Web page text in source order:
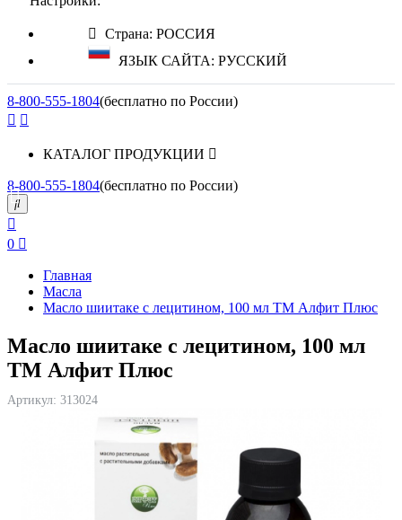
Страна: РОССИЯ
ЯЗЫК САЙТА: РУССКИЙ
8-800-555-1804(бесплатно по России)
КАТАЛОГ ПРОДУКЦИИ
8-800-555-1804(бесплатно по России)
0
Главная
Масла
Масло шиитаке с лецитином, 100 мл ТМ Алфит Плюс
Масло шиитаке с лецитином, 100 мл
ТМ Алфит Плюс
Артикул: 313024